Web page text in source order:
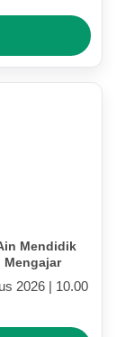
Mendidik
Mengajar
2026 | 10.00